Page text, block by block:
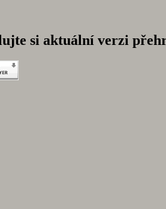
si aktuální verzi